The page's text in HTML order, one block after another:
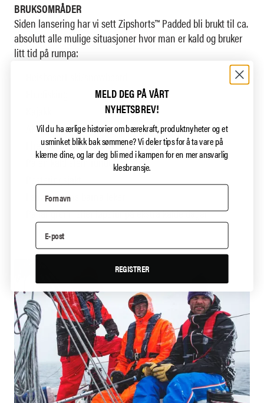
BRUKSOMRÅDER
Siden lansering har vi sett Zipshorts™ Padded bli brukt til ca.
absolutt alle mulige situasjoner hvor man er kald og bruker
litt tid på rumpa:
Aking
I hengekøya eller teltet
På en kald stein rundt leirbålet
I snøen mens barna leker
På langrenn eller løpetur på ekstra kalde dager
MELD DEG PÅ VÅRT
NYHETSBREV!
Vil du ha ærlige historier om bærekraft, produktnyheter og et
usminket blikk bak sømmene?Vi deler tips for å ta vare på
klærne dine, og lar deg bli med i kampen for en mer ansvarlig
klesbransje.
REGISTRER